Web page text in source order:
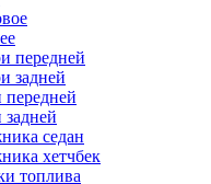
передней
задней
передней
задней
седан
хетчбек
топлива